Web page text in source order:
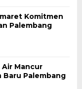
Komitmen
Palembang
Air Mancur
Baru Palembang